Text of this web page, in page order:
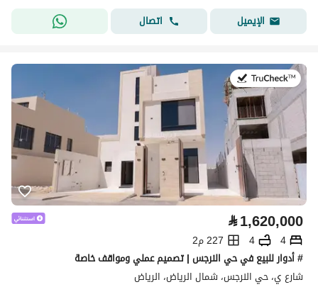
الإيميل
اتصال
في:28 يوليو 2026
⃁1,620,000
4
4
227 م2
# أدوار للبيع في حي النرجس | تصميم عملي ومواقف خاصة
شارع ي، حي النرجس، شمال الرياض، الرياض